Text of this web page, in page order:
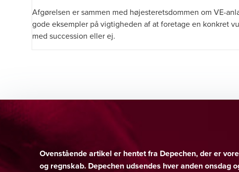
Afgørelsen er sammen med højesteretsdommen om VE-
gode eksempler på vigtigheden af at foretage en konkret
med succession eller ej.
Ovenstående artikel er hentet fra Depechen, der er
og regnskab. Depechen udsendes hver anden onsdag